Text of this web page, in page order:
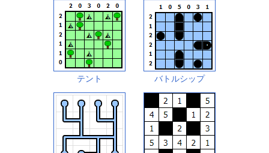
テント バトルシップ